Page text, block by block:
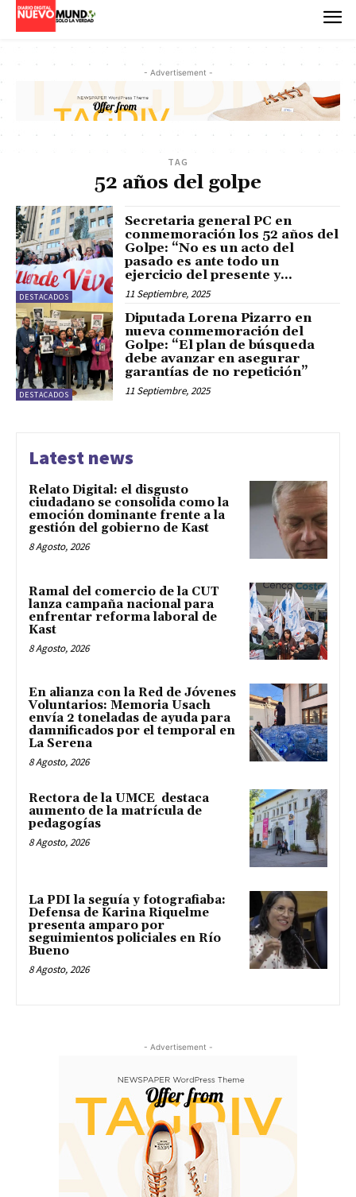
- Advertisement -
TAG
52 años del golpe
DESTACADOS
Secretaria general PC en
conmemoración los 52 años del
Golpe: “No es un acto del
pasado es ante todo un
ejercicio del presente y...
11 Septiembre, 2025
DESTACADOS
Diputada Lorena Pizarro en
nueva conmemoración del
Golpe: “El plan de búsqueda
debe avanzar en asegurar
garantías de no repetición”
11 Septiembre, 2025
Latest news
Relato Digital: el disgusto
ciudadano se consolida como la
emoción dominante frente a la
gestión del gobierno de Kast
8 Agosto, 2026
Ramal del comercio de la CUT
lanza campaña nacional para
enfrentar reforma laboral de
Kast
8 Agosto, 2026
En alianza con la Red de Jóvenes
Voluntarios: Memoria Usach
envía 2 toneladas de ayuda para
damnificados por el temporal en
La Serena
8 Agosto, 2026
Rectora de la UMCE destaca
aumento de la matrícula de
pedagogías
8 Agosto, 2026
La PDI la seguía y fotografiaba:
Defensa de Karina Riquelme
presenta amparo por
seguimientos policiales en Río
Bueno
8 Agosto, 2026
- Advertisement -